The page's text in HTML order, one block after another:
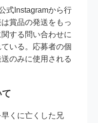
式Instagramから行
賞品の発送をもっ
する問い合わせに
いる。応募者の個
のみに使用される
くに亡くした兄